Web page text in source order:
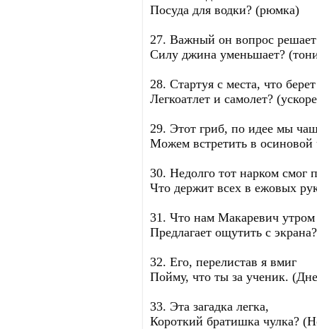
Посуда для водки? (рюмка)
27. Важный он вопрос решает
Силу джина уменьшает?
28. Стартуя с места, что берет
Легкоатлет и самолет?
29. Этот гриб, по идее мы
Можем встретить в
30. Недолго тот нарком смог
Что держит всех в ежовых
31. Что нам Макаревич утром
Предлагает ощутить с
32. Его, перелистав я вмиг
Пойму, что ты за ученик.
33. Эта загадка легка,
Короткий братишка чулка?